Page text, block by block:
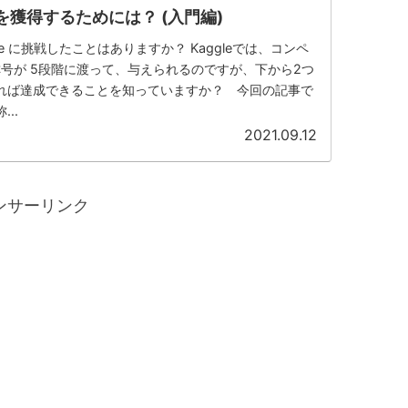
獲得するためには？ (入門編)
挑戦したことはありますか？ Kaggleでは、コンペ
が 5段階に渡って、与えられるのですが、下から2つ
ば達成できることを知っていますか？ 今回の記事で
...
2021.09.12
サーリンク